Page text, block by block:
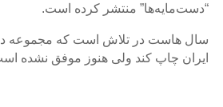
“دست‌مایه‌ها” منتشر کرده است.‌‌
سال هاست در تلاش است که مجموعه
ایران چاپ کند ولی هنوز موفق نشده